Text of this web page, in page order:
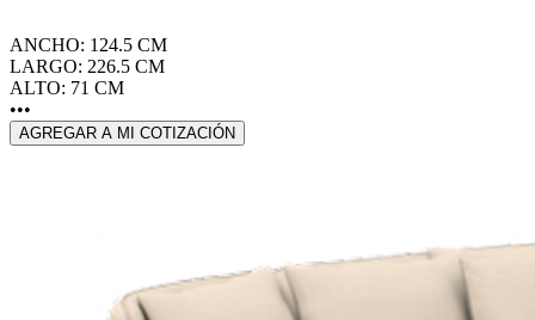
ANCHO: 124.5 CM
LARGO: 226.5 CM
ALTO: 71 CM
•••
AGREGAR A MI COTIZACIÓN